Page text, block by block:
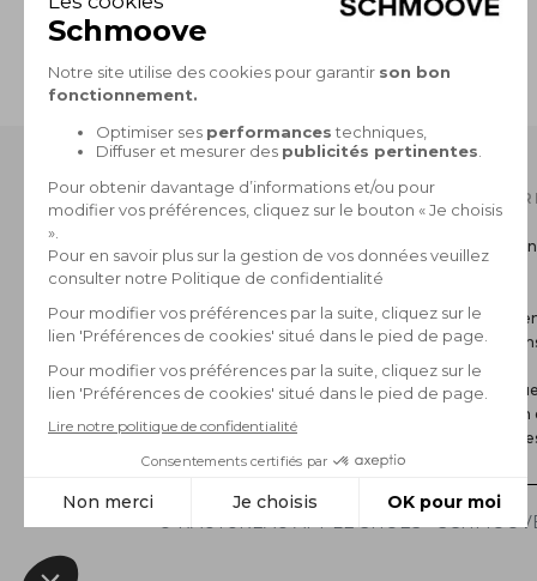
CB, 3X sans frais, Paypal
NOTRE CATALOGUE
Collection Homme
Collection Femme
Livraison
FAQ
© RAUTUREAU APPLE SHOES -